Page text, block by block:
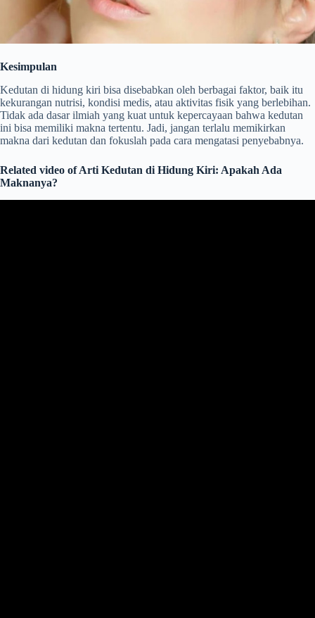
Kesimpulan
Kedutan di hidung kiri bisa disebabkan oleh berbagai faktor, baik itu
kekurangan nutrisi, kondisi medis, atau aktivitas fisik yang berlebihan.
Tidak ada dasar ilmiah yang kuat untuk kepercayaan bahwa kedutan
ini bisa memiliki makna tertentu. Jadi, jangan terlalu memikirkan
makna dari kedutan dan fokuslah pada cara mengatasi penyebabnya.
Related video of Arti Kedutan di Hidung Kiri: Apakah Ada
Maknanya?